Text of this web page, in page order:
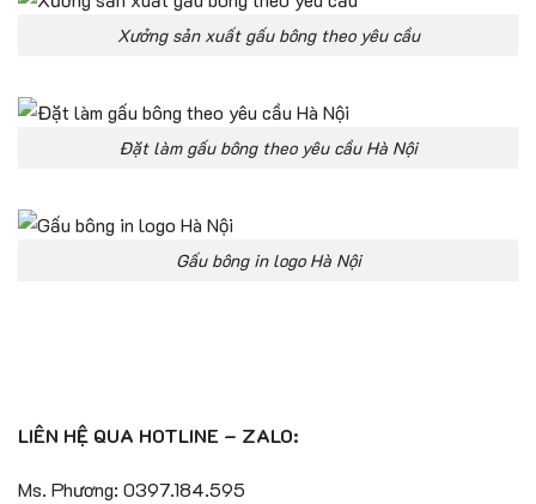
Xưởng sản xuất gấu bông theo yêu cầu
Đặt làm gấu bông theo yêu cầu Hà Nội
Gấu bông in logo Hà Nội
LIÊN HỆ QUA HOTLINE – ZALO:
Ms. Phương: 0397.184.595